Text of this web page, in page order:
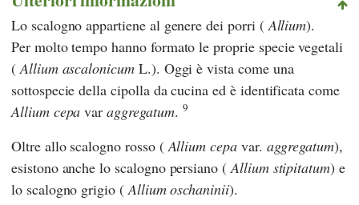
Lo scalogno appartiene al genere dei porri (Allium).
Per molto tempo hanno formato le proprie specie vegetali
(Allium ascalonicumL.). Oggi è vista come una
sottospecie della cipolla da cucina ed è identificata come
Allium cepa varaggregatum. 9
Oltre allo scalogno rosso (Allium cepavar. aggregatum),
esistono anche lo scalogno persiano (Allium stipitatum) e
lo scalogno grigio (Allium oschaninii).